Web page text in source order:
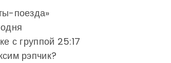
поезда»
с группой 25:17
рэпчик?